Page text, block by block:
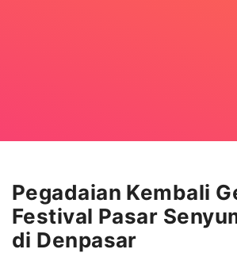
Pegadaian Kembali
Festival Pasar
di Denpasar